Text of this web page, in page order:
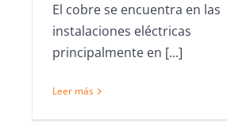
El cobre se encuentra en las
instalaciones eléctricas
principalmente en [...]
Leer más